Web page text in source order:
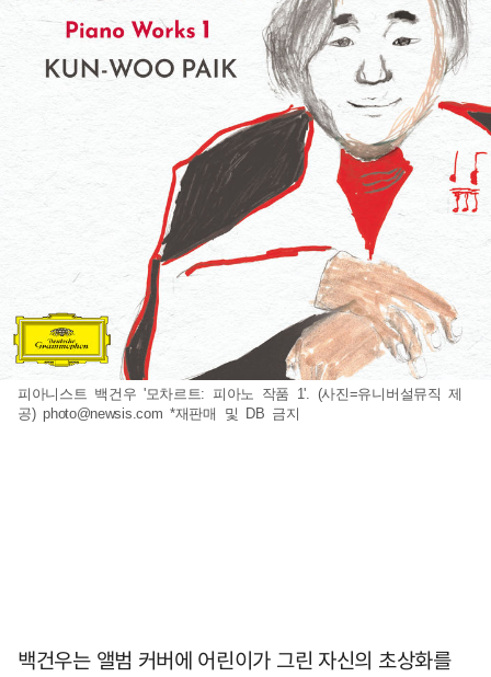
피아니스트 백건우 '모차르트: 피아노 작품 1'. (사진=유니버설뮤직 제
공)photo@newsis.com *재판매 및 DB 금지
백건우는 앨범 커버에 어린이가 그린 자신의 초상화를